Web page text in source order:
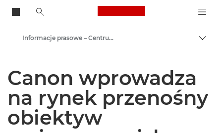
Canon Logo, back
Centrum prasowe
Informacje prasowe – Centrum Prasowe Canon
Canon wprowadza
na rynek przenośny
obiektyw